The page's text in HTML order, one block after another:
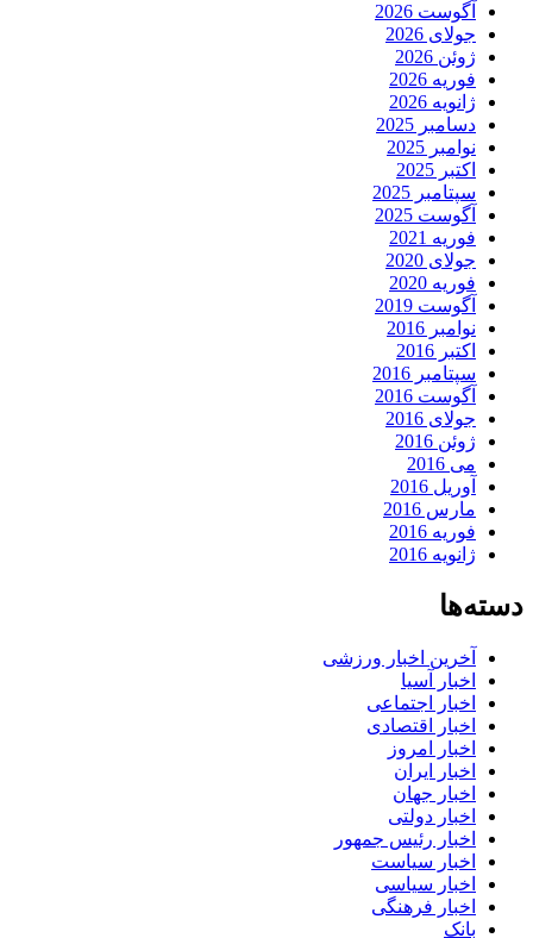
آگوست 2026
جولای 2026
ژوئن 2026
فوریه 2026
ژانویه 2026
دسامبر 2025
نوامبر 2025
اکتبر 2025
سپتامبر 2025
آگوست 2025
فوریه 2021
جولای 2020
فوریه 2020
آگوست 2019
نوامبر 2016
اکتبر 2016
سپتامبر 2016
آگوست 2016
جولای 2016
ژوئن 2016
می 2016
آوریل 2016
مارس 2016
فوریه 2016
ژانویه 2016
دسته‌ها
آخرین اخبار ورزشی
اخبار آسیا
اخبار اجتماعی
اخبار اقتصادی
اخبار امروز
اخبار ایران
اخبار جهان
اخبار دولتی
اخبار رئیس جمهور
اخبار سیاست
اخبار سیاسی
اخبار فرهنگی
بانک